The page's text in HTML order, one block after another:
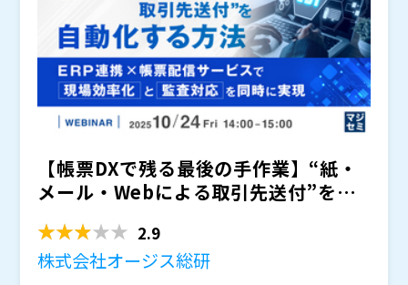
正への対応を見据え、受け取った請求書（紙・電子）の
管理と、自社が発行する請求書の電子送付の両方を含め
た請求業務全体のデジタル化・効率化、そしてその結果
として実現するガバナンス強化のアプローチをご紹介し
ます。
具体的には以下のような課題について、どのように解決
していったのか、事例を解説します。
・請求書が紙、メール、FAXなど様々な手段で届き、管
理が煩雑になっている ・請求書保管のためにクラウド
料負担が大きく、コスト最適化が課題 ・厳格化する監
査基準に対応するため、証跡管理や透明性確保の負荷が
SKJ総合税理士事務所 所長・税理士 袖山 喜久造氏
NECソリューションイノベータ株式会社
NECソリューションイノベータ株式会社（
株式会社オープンソース活用研究所（
マジセミ株式会社（）
※共催、協賛、協力、講演企業は将来的に追加、削除さ
【帳票DXで残る最後の手作業】“紙・
メール・Webによる取引先送付”を自
2.9
株式会社オージス総研